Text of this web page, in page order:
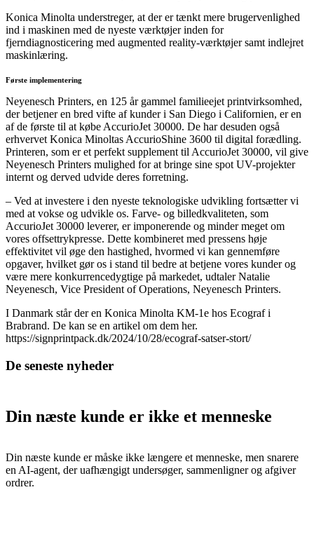
Konica Minolta understreger, at der er tænkt mere brugervenlighed
ind i maskinen med de nyeste værktøjer inden for
fjerndiagnosticering med augmented reality-værktøjer samt indlejret
maskinlæring.
Første implementering
Neyenesch Printers, en 125 år gammel familieejet printvirksomhed,
der betjener en bred vifte af kunder i San Diego i Californien, er en
af de første til at købe AccurioJet 30000. De har desuden også
erhvervet Konica Minoltas AccurioShine 3600 til digital forædling.
Printeren, som er et perfekt supplement til AccurioJet 30000, vil give
Neyenesch Printers mulighed for at bringe sine spot UV-projekter
internt og derved udvide deres forretning.
– Ved at investere i den nyeste teknologiske udvikling fortsætter vi
med at vokse og udvikle os. Farve- og billedkvaliteten, som
AccurioJet 30000 leverer, er imponerende og minder meget om
vores offsettrykpresse. Dette kombineret med pressens høje
effektivitet vil øge den hastighed, hvormed vi kan gennemføre
opgaver, hvilket gør os i stand til bedre at betjene vores kunder og
være mere konkurrencedygtige på markedet, udtaler Natalie
Neyenesch, Vice President of Operations, Neyenesch Printers.
I Danmark står der en Konica Minolta KM-1e hos Ecograf i
Brabrand. De kan se en artikel om dem her.
https://signprintpack.dk/2024/10/28/ecograf-satser-stort/
De seneste nyheder
Din næste kunde er ikke et menneske
Din næste kunde er måske ikke længere et menneske, men snarere
en AI-agent, der uafhængigt undersøger, sammenligner og afgiver
ordrer.